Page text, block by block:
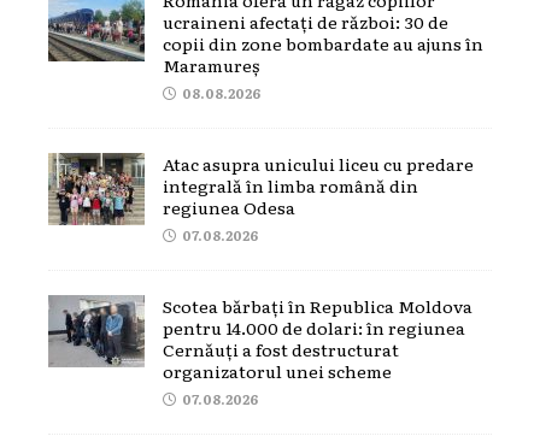
ucraineni afectați de război: 30 de
copii din zone bombardate au ajuns în
Maramureș
08.08.2026
Atac asupra unicului liceu cu predare
integrală în limba română din
regiunea Odesa
07.08.2026
Scotea bărbați în Republica Moldova
pentru 14.000 de dolari: în regiunea
Cernăuți a fost destructurat
organizatorul unei scheme
07.08.2026